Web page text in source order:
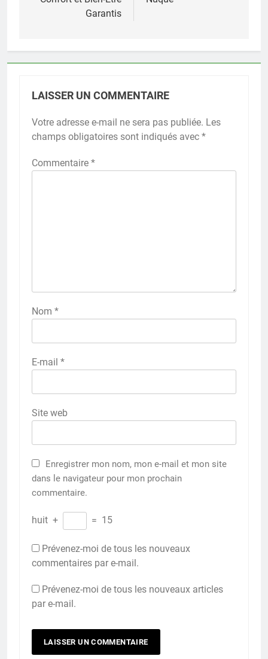
Garantis
LAISSER UN COMMENTAIRE
Votre adresse e-mail ne sera pas publiée. Les
champs obligatoires sont indiqués avec *
Commentaire *
Nom *
E-mail *
Site web
Enregistrer mon nom, mon e-mail et mon site
dans le navigateur pour mon prochain
commentaire.
huit + = 15
Prévenez-moi de tous les nouveaux
commentaires par e-mail.
Prévenez-moi de tous les nouveaux articles
par e-mail.